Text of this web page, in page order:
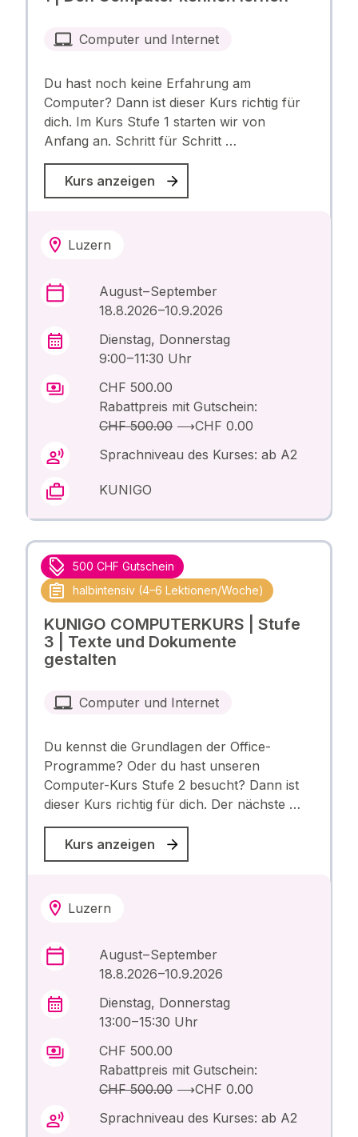
Computer und Internet
Du hast noch keine Erfahrung am
Computer? Dann ist dieser Kurs richtig für
dich. Im Kurs Stufe 1 starten wir von
Anfang an. Schritt für Schritt …
Kurs anzeigen
Luzern
August – September
18.8.2026 –10.9.2026
Dienstag, Donnerstag
9:00 – 11:30 Uhr
CHF 500.00
Rabattpreis mit Gutschein:
CHF 500.00⟶CHF 0.00
Sprachniveau des Kurses: ab A2
KUNIGO
500 CHF Gutschein
halbintensiv (4–6 Lektionen/Woche)
KUNIGO COMPUTERKURS | Stufe
3 | Texte und Dokumente
gestalten
Computer und Internet
Du kennst die Grundlagen der Office-
Programme? Oder du hast unseren
Computer-Kurs Stufe 2 besucht? Dann ist
dieser Kurs richtig für dich. Der nächste …
Kurs anzeigen
Luzern
August – September
18.8.2026 –10.9.2026
Dienstag, Donnerstag
13:00 – 15:30 Uhr
CHF 500.00
Rabattpreis mit Gutschein:
CHF 500.00⟶CHF 0.00
Sprachniveau des Kurses: ab A2